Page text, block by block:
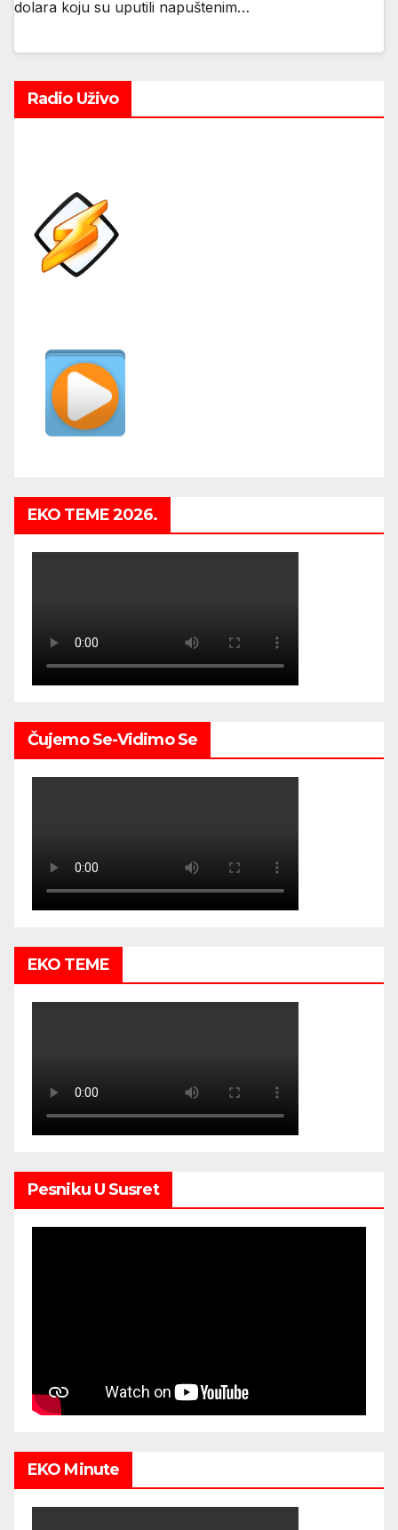
dolara koju su uputili napuštenim…
Radio Uživo
EKO TEME 2026.
Čujemo Se-Vidimo Se
EKO TEME
Pesniku U Susret
EKO Minute